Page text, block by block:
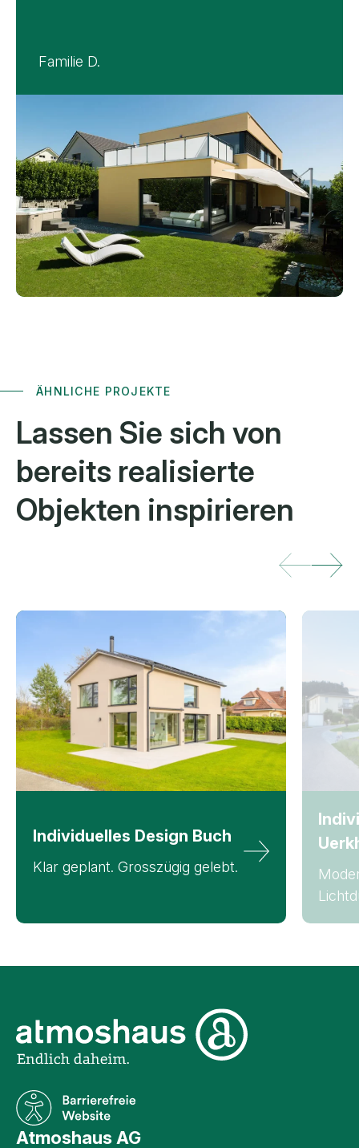
Familie D.
ÄHNLICHE PROJEKTE
Lassen Sie sich von
bereits realisierte
Objekten inspirieren
Individuelles Design Buch
Klar geplant. Grosszügig gelebt.
Atmoshaus AG